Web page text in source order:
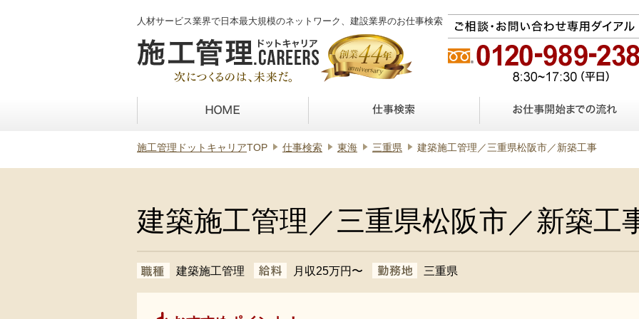
人材サービス業界で日本最大規模のネットワーク、建設業界のお仕事検索
施工管理ドットキャリアTOP 仕事検索 東海 三重県 建築施工管理／三重県松阪市／新築工事
建築施工管理／三重県松阪市／新築工
建築施工管理 月収25万円〜 三重県